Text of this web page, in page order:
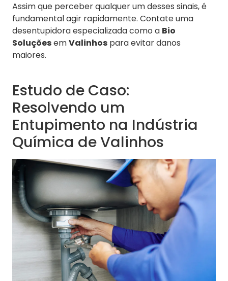
Assim que perceber qualquer um desses sinais, é
fundamental agir rapidamente. Contate uma
desentupidora especializada como a Bio
SoluçõesemValinhos para evitar danos
maiores.
Estudo de Caso:
Resolvendo um
Entupimento na Indústria
Química de Valinhos